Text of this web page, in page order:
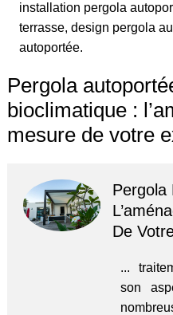
installation pergola
terrasse, design pergola
autoportée.
Pergola
bioclimatique :
mesure de votre
Pergola
De
...
son